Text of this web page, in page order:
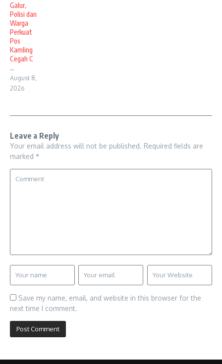
Galur,
Polisi dan
Warga
Perkuat
Pos
Kamling
Cegah C
...
August 8,
2026
Leave a Reply
Your email address will not be published. Required fields are
marked *
Save my name, email, and website in this browser for the
next time I comment.